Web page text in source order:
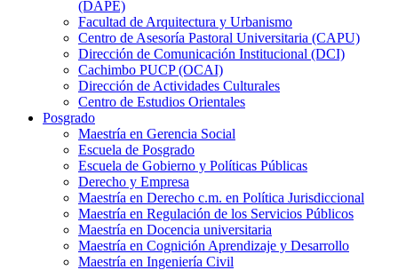
(DAPE)
Facultad de Arquitectura y Urbanismo
Centro de Asesoría Pastoral Universitaria (CAPU)
Dirección de Comunicación Institucional (DCI)
Cachimbo PUCP (OCAI)
Dirección de Actividades Culturales
Centro de Estudios Orientales
Posgrado
Maestría en Gerencia Social
Escuela de Posgrado
Escuela de Gobierno y Políticas Públicas
Derecho y Empresa
Maestría en Derecho c.m. en Política Jurisdiccional
Maestría en Regulación de los Servicios Públicos
Maestría en Docencia universitaria
Maestría en Cognición Aprendizaje y Desarrollo
Maestría en Ingeniería Civil